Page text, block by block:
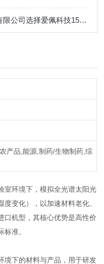
鼎思安全用品制造（广州）有限公司选择爱佩科技150升氙灯老化试验箱
产品,能源,制药/生物制药,综
室环境下，模拟全光谱太阳光
变化），以加速材料老化、
口机型，其核心优势是高性价
准。
境下的材料与产品，用于研发